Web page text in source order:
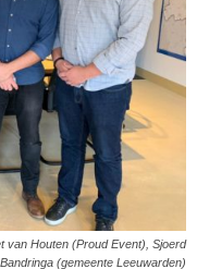
van Houten (Proud Event), Sjoerd
(gemeente Leeuwarden)